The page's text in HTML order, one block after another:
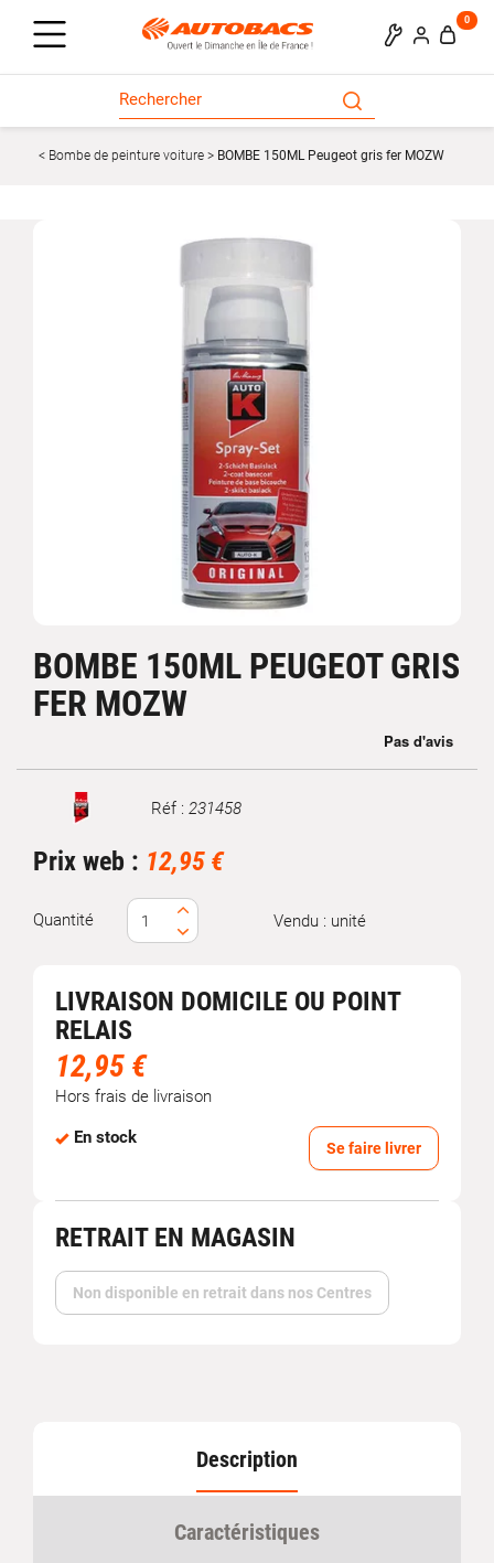
0
Bombe de peinture voiture BOMBE 150ML Peugeot gris fer MOZW
BOMBE 150ML PEUGEOT GRIS
FER MOZW
Marque Réf : 231458
Prix web : 12,95 €
Quantité Vendu : unité
LIVRAISON DOMICILE OU POINT
RELAIS
12,95 €
Hors frais de livraison
En stock
Se faire livrer
RETRAIT EN MAGASIN
Non disponible en retrait dans nos Centres
Description
Caractéristiques